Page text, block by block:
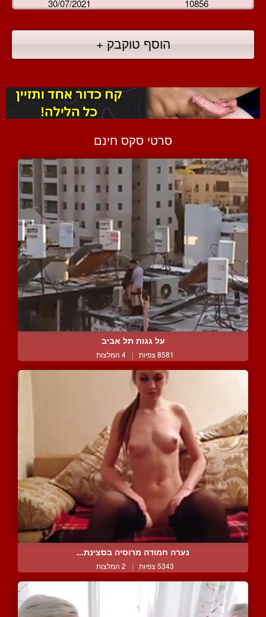
30/07/2021 10856
הוסף טוקבק +
סרטי סקס חינם
על גגות תל אביב
8581 צפיות | 4 המלצות
נערה חמודה מרוסיה בסצינת...
5343 צפיות | 2 המלצות